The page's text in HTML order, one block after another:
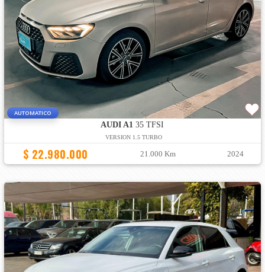
AUTOMATICO
AUDI A1 35 TFSI
VERSION 1.5 TURBO
$ 22.980.000 21.000 Km 2024